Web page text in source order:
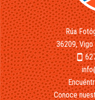
Rúa
36209,
smartphone
Conoce